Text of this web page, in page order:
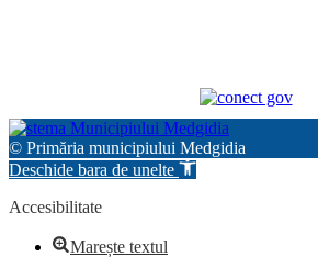
© Primăria municipiului Medgidia
Deschide bara de unelte
Accesibilitate
Marește textul